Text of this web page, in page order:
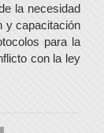
la necesidad
y capaci­tación
para la
con la ley